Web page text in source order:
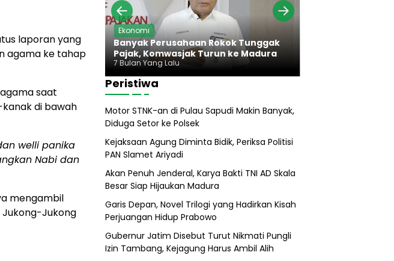
laporan yang
agama ke tahap
saat
di bawah
welli panika
Nabi dan
mengambil
Jukong
Ekonomi
Banyak Perusahaan Rokok Tunggak
Pajak, Komwasjak Turun ke Madura
7 Bulan Yang Lalu
Peristiwa
Motor STNK-an di Pulau Sapudi Makin Banyak,
Diduga Setor ke Polsek
Kejaksaan Agung Diminta Bidik, Periksa Politisi
PAN Slamet Ariyadi
Akan Penuh Jenderal, Karya Bakti TNI AD Skala
Besar Siap Hijaukan Madura
Garis Depan, Novel Trilogi yang Hadirkan Kisah
Perjuangan Hidup Prabowo
Gubernur Jatim Disebut Turut Nikmati Pungli
Izin Tambang, Kejagung Harus Ambil Alih